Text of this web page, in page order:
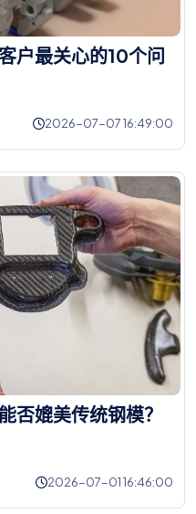
户最关心的10个问
2026-07-07 16:49:00
能否媲美传统钢模？
2026-07-01 16:46:00